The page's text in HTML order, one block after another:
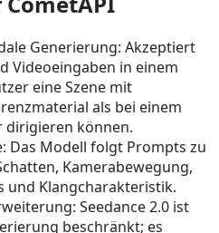
Generierung: Akzeptiert
Videoeingaben in einem
eine Szene mit
als bei einem
dirigieren können.
Das Modell folgt Prompts zu
Kamerabewegung,
und Klangcharakteristik.
Seedance 2.0 ist
beschränkt; es